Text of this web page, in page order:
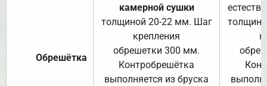
Обрешётка
камерной сушки
толщиной 20-22 мм. Шаг
крепления
обрешетки 300 мм.
Контробрешётка
выполняется из бруска